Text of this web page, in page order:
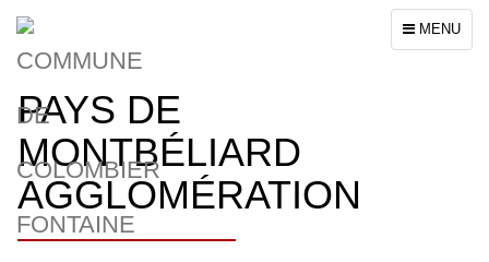
Toggle
navigation
MENU
PAYS DE
MONTBÉLIARD
AGGLOMÉRATION